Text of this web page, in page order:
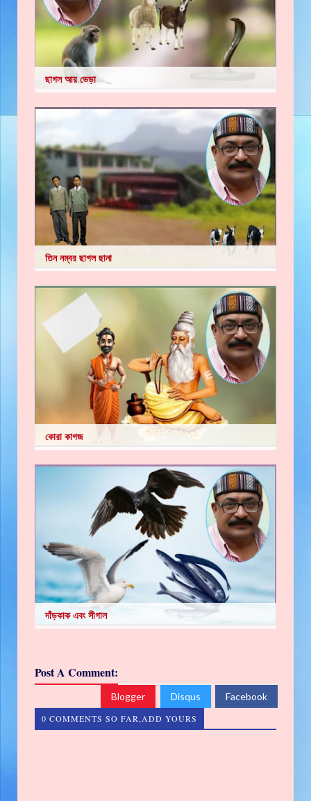
ছাগল আর ভেড়া
তিন নম্বর ছাগল ছানা
কোরা কাগজ
দাঁড়কাক এবং সীগাল
Post A Comment:
Blogger Disqus Facebook
0 COMMENTS SO FAR,ADD YOURS